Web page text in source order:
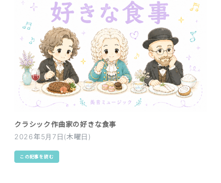
クラシック作曲家の好きな食事
2026年5月7日(木曜日)
この記事を読む